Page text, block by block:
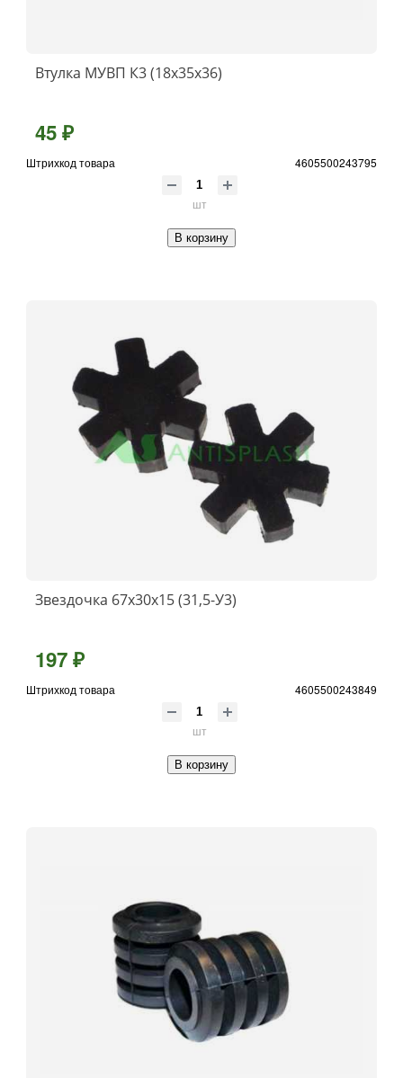
Втулка МУВП К3 (18х35х36)
45 ₽
Штрихкод товара 4605500243795
шт
В корзину
Звездочка 67х30х15 (31,5-У3)
197 ₽
Штрихкод товара 4605500243849
шт
В корзину